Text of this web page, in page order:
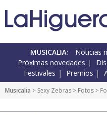
MUSICALIA: Noticias
Próximas novedades
Festivales
Premios
Musicalia > Sexy Zebras > Fotos >